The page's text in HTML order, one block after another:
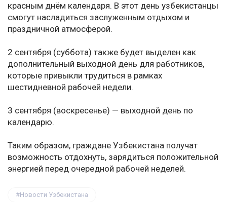
красным днём календаря. В этот день узбекистанцы
смогут насладиться заслуженным отдыхом и
праздничной атмосферой.
2 сентября (суббота) также будет выделен как
дополнительный выходной день для работников,
которые привыкли трудиться в рамках
шестидневной рабочей недели.
3 сентября (воскресенье) — выходной день по
календарю.
Таким образом, граждане Узбекистана получат
возможность отдохнуть, зарядиться положительной
энергией перед очередной рабочей неделей.
Новости Узбекистана